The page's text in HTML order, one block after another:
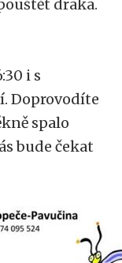
draka.
i s
Doprovodíte
spalo
bude čekat